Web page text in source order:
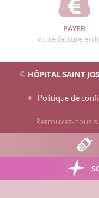
PAYER
votre facture en
© HÔPITAL SAINT
Politique de
Retrouvez-nous